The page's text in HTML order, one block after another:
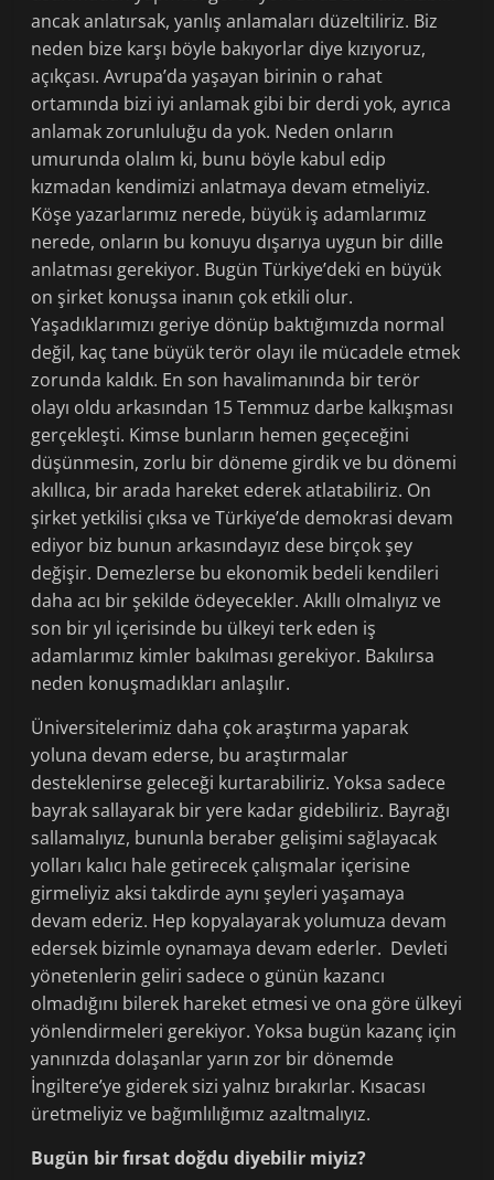
ancak anlatırsak, yanlış anlamaları düzeltiliriz. Biz
neden bize karşı böyle bakıyorlar diye kızıyoruz,
açıkçası. Avrupa’da yaşayan birinin o rahat
ortamında bizi iyi anlamak gibi bir derdi yok, ayrıca
anlamak zorunluluğu da yok. Neden onların
umurunda olalım ki, bunu böyle kabul edip
kızmadan kendimizi anlatmaya devam etmeliyiz.
Köşe yazarlarımız nerede, büyük iş adamlarımız
nerede, onların bu konuyu dışarıya uygun bir dille
anlatması gerekiyor. Bugün Türkiye’deki en büyük
on şirket konuşsa inanın çok etkili olur.
Yaşadıklarımızı geriye dönüp baktığımızda normal
değil, kaç tane büyük terör olayı ile mücadele etmek
zorunda kaldık. En son havalimanında bir terör
olayı oldu arkasından 15 Temmuz darbe kalkışması
gerçekleşti. Kimse bunların hemen geçeceğini
düşünmesin, zorlu bir döneme girdik ve bu dönemi
akıllıca, bir arada hareket ederek atlatabiliriz. On
şirket yetkilisi çıksa ve Türkiye’de demokrasi devam
ediyor biz bunun arkasındayız dese birçok şey
değişir. Demezlerse bu ekonomik bedeli kendileri
daha acı bir şekilde ödeyecekler. Akıllı olmalıyız ve
son bir yıl içerisinde bu ülkeyi terk eden iş
adamlarımız kimler bakılması gerekiyor. Bakılırsa
neden konuşmadıkları anlaşılır.
Üniversitelerimiz daha çok araştırma yaparak
yoluna devam ederse, bu araştırmalar
desteklenirse geleceği kurtarabiliriz. Yoksa sadece
bayrak sallayarak bir yere kadar gidebiliriz. Bayrağı
sallamalıyız, bununla beraber gelişimi sağlayacak
yolları kalıcı hale getirecek çalışmalar içerisine
girmeliyiz aksi takdirde aynı şeyleri yaşamaya
devam ederiz. Hep kopyalayarak yolumuza devam
edersek bizimle oynamaya devam ederler. Devleti
yönetenlerin geliri sadece o günün kazancı
olmadığını bilerek hareket etmesi ve ona göre ülkeyi
yönlendirmeleri gerekiyor. Yoksa bugün kazanç için
yanınızda dolaşanlar yarın zor bir dönemde
İngiltere’ye giderek sizi yalnız bırakırlar. Kısacası
üretmeliyiz ve bağımlılığımız azaltmalıyız.
Bugün bir fırsat doğdu diyebilir miyiz?